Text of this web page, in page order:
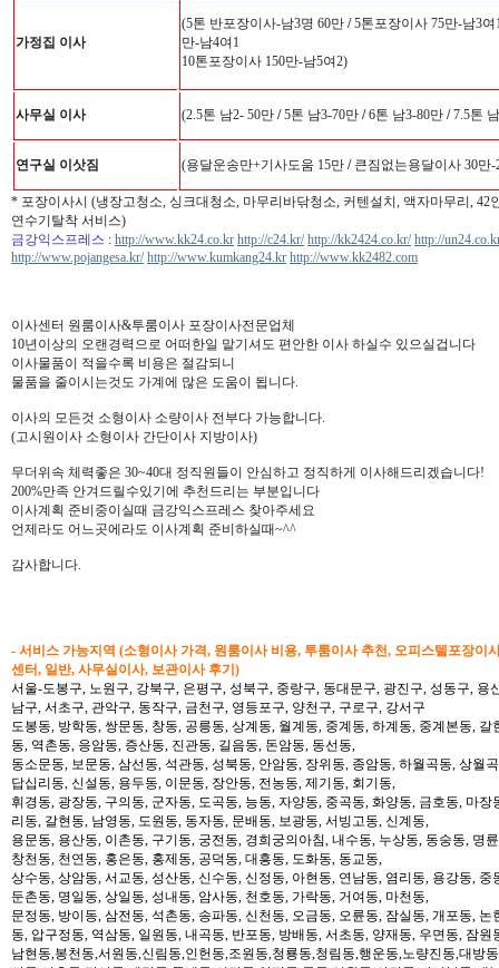
가정집 이사
(5톤 반포장이사-남3명 60만 /5톤포장이사 75만-남3여
만-남4여1
10톤포장이사 150만-남5여2)
사무실 이사 (2.5톤 남2- 50만 /5톤 남3-70만 /6톤 남3-80만 /7.5톤
연구실 이삿짐 (용달운송만+기사도움 15만 /큰짐없는용달이사 30만
* 포장이사시 (냉장고청소, 싱크대청소, 마무리바닦청소, 커텐설치, 액자마무리,
연수기탈착 서비스)
금강익스프레스 : http://www.kk24.co.kr http://c24.kr/ http://kk2424.co.kr/ http://
http://www.pojangesa.kr/ http://www.kumkang24.kr http://www.kk2482.com
이사센터 원룸이사&투룸이사 포장이사전문업체
10년이상의 오랜경력으로 어떠한일 맡기셔도 편안한 이사 하실수 있으실겁니다
이사물품이 적을수록 비용은 절감되니
물품을 줄이시는것도 가계에 많은 도움이 됩니다.
이사의 모든것 소형이사 소량이사 전부다 가능합니다.
(고시원이사 소형이사 간단이사 지방이사)
무더위속 체력좋은 30~40대 정직원들이 안심하고 정직하게 이사해드리겠습니다!
200%만족 안겨드릴수있기에 추천드리는 부분입니다
이사계획 준비중이실때 금강익스프레스 찾아주세요
언제라도 어느곳에라도 이사계획 준비하실때~^^
감사합니다.
- 서비스 가능지역 (소형이사 가격, 원룸이사 비용, 투룸이사 추천, 오피스텔포장이
센터, 일반, 사무실이사, 보관이사 후기)
서울-도봉구, 노원구, 강북구, 은평구, 성북구, 중랑구, 동대문구, 광진구, 성동구,
남구, 서초구, 관악구, 동작구, 금천구, 영등포구, 양천구, 구로구, 강서구
도봉동, 방학동, 쌍문동, 창동, 공릉동, 상계동, 월계동, 중계동, 하계동, 중계본동,
동, 역촌동, 응암동, 증산동, 진관동, 길음동, 돈암동, 동선동,
동소문동, 보문동, 삼선동, 석관동, 성북동, 안암동, 장위동, 종암동, 하월곡동, 상월
답십리동, 신설동, 용두동, 이문동, 장안동, 전농동, 제기동, 회기동,
휘경동, 광장동, 구의동, 군자동, 도곡동, 능동, 자양동, 중곡동, 화양동, 금호동, 마
리동, 갈현동, 남영동, 도원동, 동자동, 문배동, 보광동, 서빙고동, 신계동,
용문동, 용산동, 이촌동, 구기동, 궁전동, 경희궁의아침, 내수동, 누상동, 동숭동, 명
창천동, 천연동, 홍은동, 홍제동, 공덕동, 대흥동, 도화동, 동교동,
상수동, 상암동, 서교동, 성산동, 신수동, 신정동, 아현동, 연남동, 염리동, 용강동,
둔촌동, 명일동, 상일동, 성내동, 암사동, 천호동, 가락동, 거여동, 마천동,
문정동, 방이동, 삼전동, 석촌동, 송파동, 신천동, 오금동, 오륜동, 잠실동, 개포동,
동, 압구정동, 역삼동, 일원동, 내곡동, 반포동, 방배동, 서초동, 양재동, 우면동, 잠원
남현동,봉천동,서원동,신림동,인헌동,조원동,청룡동,청림동,행운동,노량진동,대방